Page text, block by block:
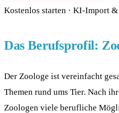
Kostenlos starten · KI-Import
Das Berufsprofil:
Der Zoologe ist vereinfacht
Themen rund ums Tier. Nach
Zoologen viele berufliche